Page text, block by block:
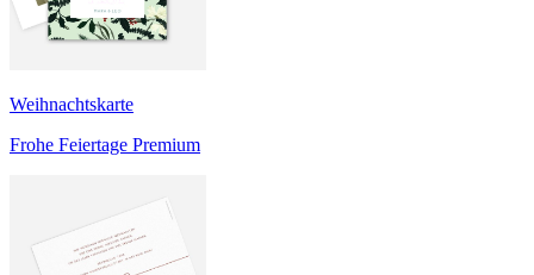
Weihnachtskarte
Frohe Feiertage Premium